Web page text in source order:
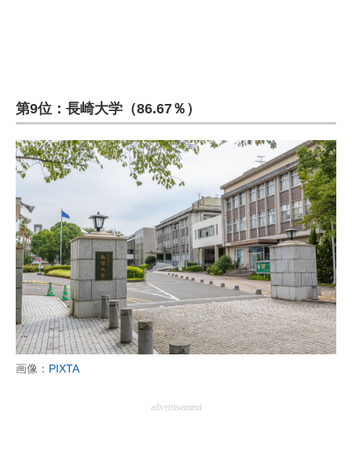
建設×テクノロジーの最前線
ちょっと気になるネットの話題
第9位：長崎大学（86.67％）
画像： PIXTA
advertisement